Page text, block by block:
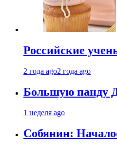
Российские
2 года ago2 года ago
Большую панду
1 неделя ago
Собянин: